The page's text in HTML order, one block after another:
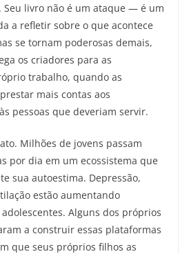
livro não é um ataque — é um
a refletir sobre o que acontece
se tornam poderosas demais,
os criadores para as
trabalho, quando as
mais contas aos
pessoas que deveriam servir.
Milhões de jovens passam
por dia em um ecossistema que
sua autoestima. Depressão,
estão aumentando
Alguns dos próprios
a construir essas plataformas
que seus próprios filhos as